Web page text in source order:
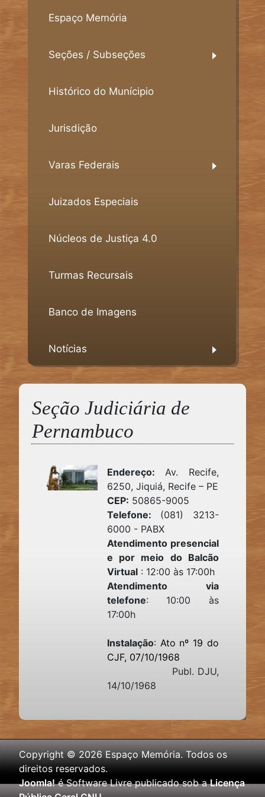
Espaço Memória
Seções / Subseções
Histórico do Munícipio
Jurisdição
Varas Federais
Juizados Especiais
Núcleos de Justiça 4.0
Turmas Recursais
Banco de Imagens
Notícias
Seção Judiciária de
Pernambuco
Endereço: Av. Recife,
6250, Jiquiá, Recife – PE
CEP: 50865-9005
Telefone: (081) 3213-
6000 - PABX
Atendimento presencial
e por meio do Balcão
Virtual: 12:00 às 17:00h
Atendimento via
telefone: 10:00 às
17:00h
Instalação: Ato nº 19 do
CJF, 07/10/1968
Publ. DJU,
14/10/1968
Copyright © 2026 Espaço Memória. Todos os
direitos reservados.
Joomla!é Software Livre publicado sob aLicença